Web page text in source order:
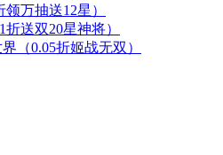
万抽送12星）
送双20星神将）
（0.05折姬战无双）